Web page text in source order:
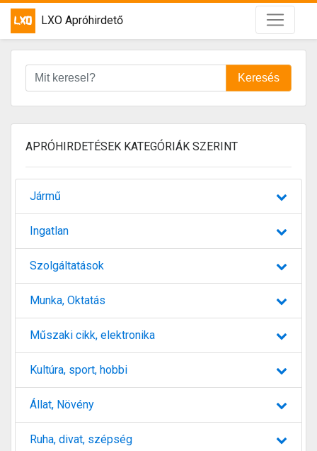
LXO Apróhirdető
Keresés
APRÓHIRDETÉSEK KATEGÓRIÁK SZERINT
Jármű
Ingatlan
Szolgáltatások
Munka, Oktatás
Műszaki cikk, elektronika
Kultúra, sport, hobbi
Állat, Növény
Ruha, divat, szépség